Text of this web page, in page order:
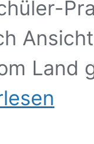
Land